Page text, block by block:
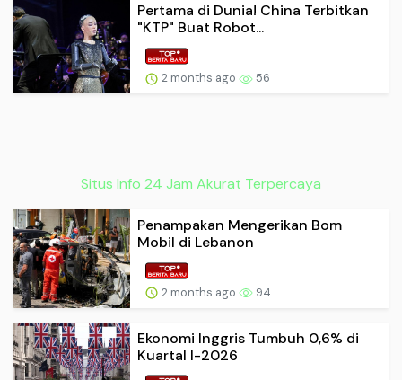
Pertama di Dunia! China Terbitkan
"KTP" Buat Robot...
2 months ago 56
Situs Info 24 Jam Akurat Terpercaya
Penampakan Mengerikan Bom
Mobil di Lebanon
2 months ago 94
Ekonomi Inggris Tumbuh 0,6% di
Kuartal I-2026